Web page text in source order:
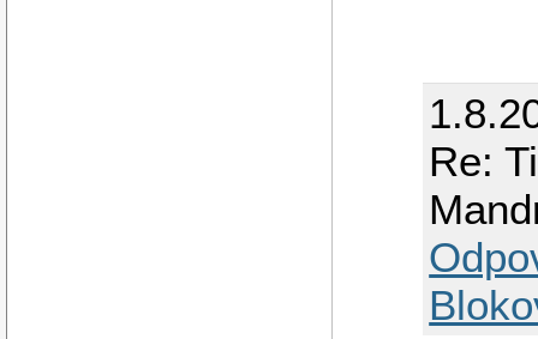
Re: